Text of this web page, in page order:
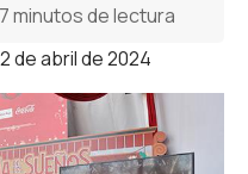
de abril de 2024
7 minutos de lectura